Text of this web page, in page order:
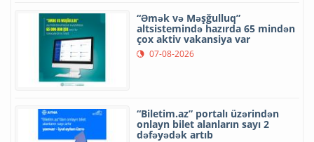
“Əmək və Məşğulluq”
altsistemində hazırda 65 mindən
çox aktiv vakansiya var
07-08-2026
“Biletim.az” portalı üzərindən
onlayn bilet alanların sayı 2
dəfəyədək artıb